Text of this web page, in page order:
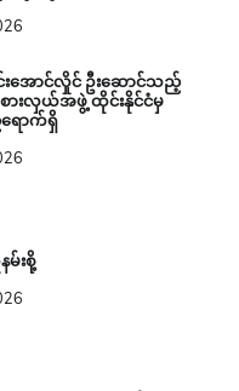
းအောင်လှိုင် ဦးဆောင်သည့်
ားလှယ်အဖွဲ့ ထိုင်းနိုင်ငံမှ
ရောက်ရှိ
မ်းစို့